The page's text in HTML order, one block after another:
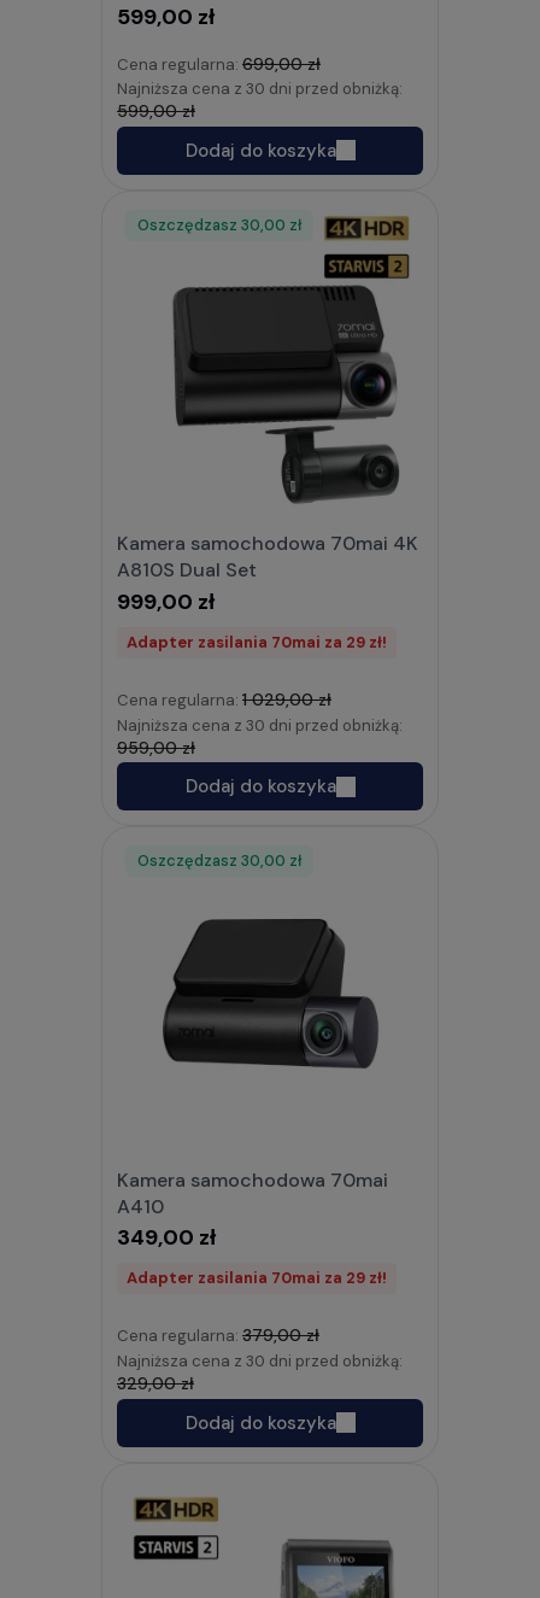
599,00 zł
Cena regularna: 699,00 zł
Najniższa cena z 30 dni przed obniżką:
599,00 zł
Dodaj do koszyka
Kamera samochodowa 70mai 4K
A810S Dual Set
999,00 zł
Adapter zasilania 70mai za 29 zł!
Oszczędzasz 30,00 zł
Cena regularna: 1 029,00 zł
Najniższa cena z 30 dni przed obniżką:
959,00 zł
Dodaj do koszyka
Rabat
Kamera samochodowa 70mai
A410
349,00 zł
Adapter zasilania 70mai za 29 zł!
Oszczędzasz 30,00 zł
Cena regularna: 379,00 zł
Najniższa cena z 30 dni przed obniżką:
329,00 zł
Dodaj do koszyka
Rabat